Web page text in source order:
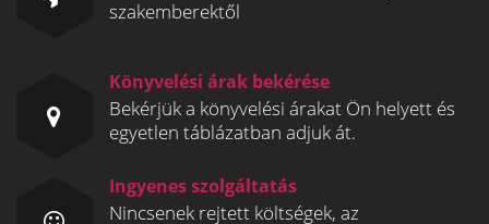
szakemberektől
Könyvelési árak bekérése
Bekérjük a könyvelési árakat Ön helyett és
egyetlen táblázatban adjuk át.
Ingyenes szolgáltatás
Nincsenek rejtett költségek, az